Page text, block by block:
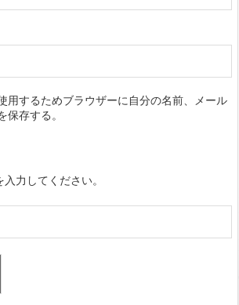
用するためブラウザーに自分の名前、メール
保存する。
力してください。